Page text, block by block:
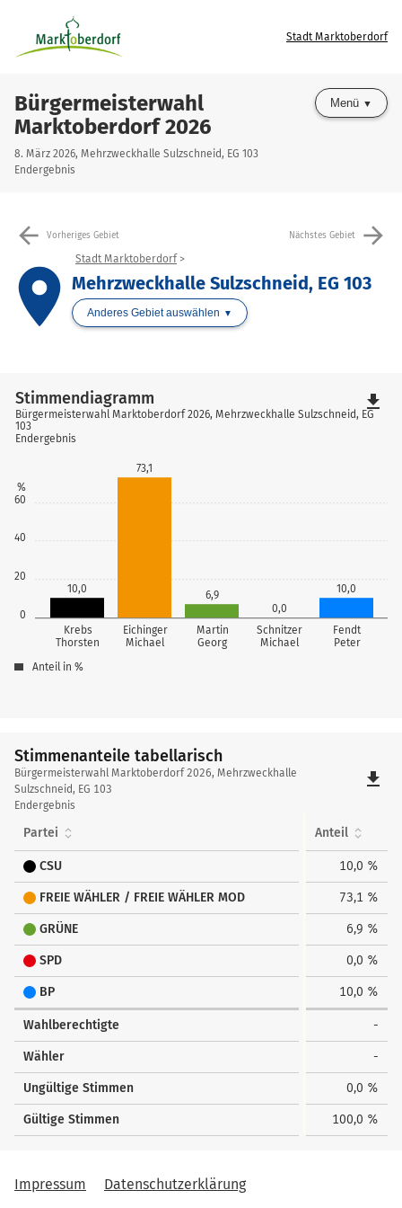
Stadt Marktoberdorf
Bürgermeisterwahl
Marktoberdorf 2026
8. März 2026, Mehrzweckhalle Sulzschneid, EG 103
Endergebnis
Menü
arrow_back Vorheriges Gebiet Nächstes Gebiet arrow_forward
place
Stadt Marktoberdorf
Mehrzweckhalle Sulzschneid, EG 103
Anderes Gebiet auswählen
0
20
40
60
%
Krebs
Thorsten
Eichinger
Michael
Martin
Georg
Schnitzer
Michael
Fendt
Peter
10,0
73,1
6,9
0,0
10,0
Stimmendiagramm
Bürgermeisterwahl Marktoberdorf 2026, Mehrzweckhalle Sulzschneid, EG
103
Endergebnis
Anteil in %
file_download
Stimmenanteile tabellarisch
Stimmenanteile
tabellarisch
Bürgermeisterwahl Marktoberdorf 2026, Mehrzweckhalle
Sulzschneid, EG 103
Endergebnis
file_download
Partei Anteil
CSU 10,0 %
FREIE WÄHLER / FREIE WÄHLER MOD 73,1 %
GRÜNE 6,9 %
SPD 0,0 %
BP 10,0 %
Wahlberechtigte -
Wähler -
Ungültige Stimmen 0,0 %
Gültige Stimmen 100,0 %
Impressum Datenschutzerklärung